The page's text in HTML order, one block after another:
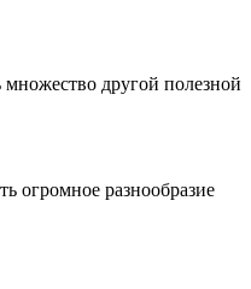
другой полезной
огромное разнообразие